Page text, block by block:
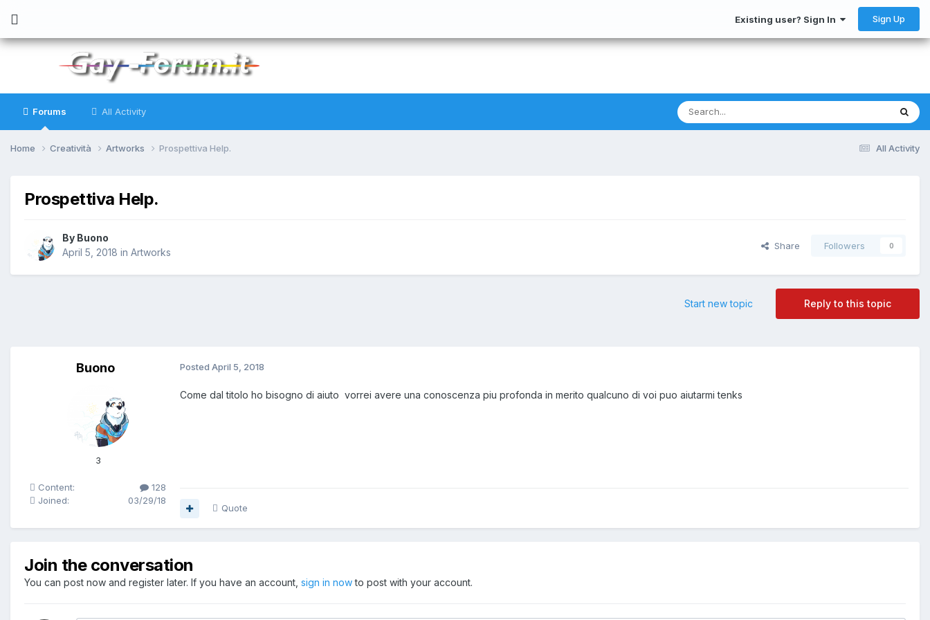
Existing user? Sign In Sign Up
Forums All Activity
All Activity
Home Creatività Artworks Prospettiva Help.
Prospettiva Help.
By Buono
April 5, 2018 in Artworks
Share Followers 0
Reply to this topic
Start new topic
Buono
3
Content:
128
Joined:
03/29/18
Posted April 5, 2018
Come dal titolo ho bisogno di aiuto vorrei avere una conoscenza piu profonda in merito qualcuno di voi puo aiutarmi tenks
Quote
Join the conversation
You can post now and register later. If you have an account, sign in nowto post with your account.